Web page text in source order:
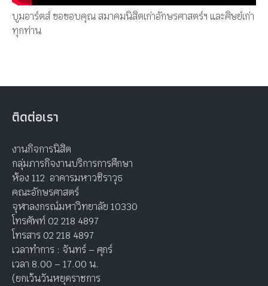
บูมอาร์ตส์ ขอขอบคุณ สมาคมนิสิตเก่าอักษรศาสตร์ฯ และศิษย์เก่า
ทุกท่าน
ติดต่อเรา
งานกิจการนิสิต
กลุ่มภารกิจงานบริการการศึกษา
ห้อง 112 อาคารมหาวชิราวุธ
คณะอักษรศาสตร์
จุฬาลงกรณ์มหาวิทยาลัย 10330
โทรศัพท์ 02 218 4897
โทรสาร 02 218 4897
เวลาทำการ : จันทร์ – ศุกร์
เวลา 8.00 – 17.00 น.
(ยกเว้นวันหยุดราชการ